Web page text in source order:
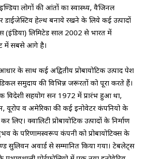
लोगों की आंतों का स्वास्थ्य, वैजिनल
हेल्थ बनाये रखने के लिये कई उत्पादों
(इंडिया) लिमिटेड साल 2002 से भारत में
में सबसे आगे है।
के साथ कई अद्वितीय प्रोबायोटिक उत्पाद पेश
समुदाय की विभिन्न जरूरतों को पूरा करते हैं।
विदेशी सहयोग सन 1972 में प्रारंभ हुआ था,
यूरोप व अमेरिका की कई इनोवेटर कंपनियो के
क्वालिटी प्रोबायोटिक उत्पादों के निर्माण
के परिणामस्वरूप कंपनी को प्रोबायोटिक्स के
एण्ड सुलिवन अवार्ड से सम्मानित किया गया। टेबलेट्स